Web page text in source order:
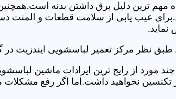
ترین دلیل برق داشتن بدنه
عیب یابی از سلامت قطعات و المنت
نماید.
نظر مرکز تعمیر لباسشویی ایندزیت در
مورد از رایج ترین ایرادات ماشین
تکنسین نخواهید داشت.اما اگر رفع